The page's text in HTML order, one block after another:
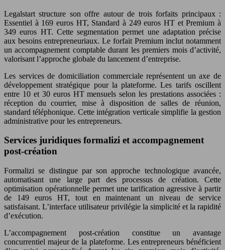
Legalstart structure son offre autour de trois forfaits principaux :
Essentiel à 169 euros HT, Standard à 249 euros HT et Premium à
349 euros HT. Cette segmentation permet une adaptation précise
aux besoins entrepreneuriaux. Le forfait Premium inclut notamment
un accompagnement comptable durant les premiers mois d’activité,
valorisant l’approche globale du lancement d’entreprise.
Les services de domiciliation commerciale représentent un axe de
développement stratégique pour la plateforme. Les tarifs oscillent
entre 10 et 30 euros HT mensuels selon les prestations associées :
réception du courrier, mise à disposition de salles de réunion,
standard téléphonique. Cette intégration verticale simplifie la gestion
administrative pour les entrepreneurs.
Services juridiques formalizi et accompagnement
post-création
Formalizi se distingue par son approche technologique avancée,
automatisant une large part des processus de création. Cette
optimisation opérationnelle permet une tarification agressive à partir
de 149 euros HT, tout en maintenant un niveau de service
satisfaisant. L’interface utilisateur privilégie la simplicité et la rapidité
d’exécution.
L’accompagnement post-création constitue un avantage
concurrentiel majeur de la plateforme. Les entrepreneurs bénéficient